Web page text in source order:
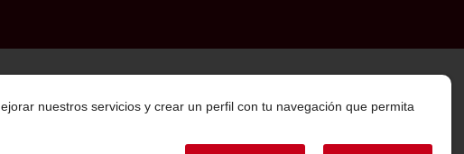
nuestros servicios y crear un perfil con tu navegación que permita